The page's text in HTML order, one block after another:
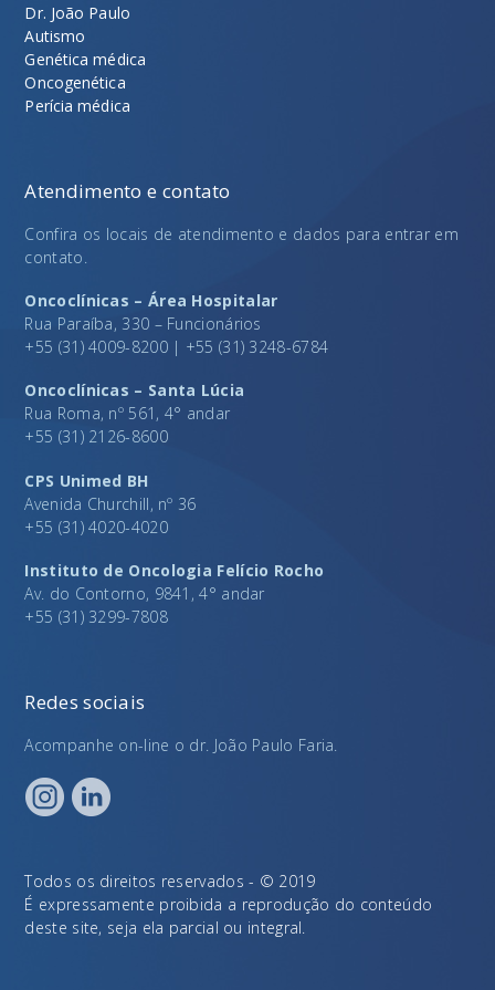
Dr. João Paulo
Autismo
Genética médica
Oncogenética
Perícia médica
Atendimento e contato
Confira os locais de atendimento e dados para entrar em
contato.
Oncoclínicas – Área Hospitalar
Rua Paraíba, 330 – Funcionários
+55 (31) 4009-8200 | +55 (31) 3248-6784
Oncoclínicas – Santa Lúcia
Rua Roma, nº 561, 4° andar
+55 (31) 2126-8600
CPS Unimed BH
Avenida Churchill, nº 36
+55 (31) 4020-4020
Instituto de Oncologia Felício Rocho
Av. do Contorno, 9841, 4° andar
+55 (31) 3299-7808
Redes sociais
Acompanhe on-line o dr. João Paulo Faria.
Todos os direitos reservados - © 2019
É expressamente proibida a reprodução do conteúdo
deste site, seja ela parcial ou integral.